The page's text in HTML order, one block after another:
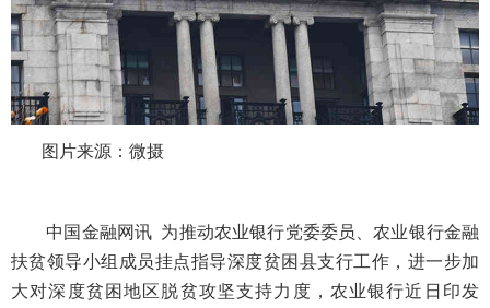
图片来源：微摄
中国金融网讯 为推动农业银行党委委员、农业银行金融
扶贫领导小组成员挂点指导深度贫困县支行工作，进一步加
大对深度贫困地区脱贫攻坚支持力度，农业银行近日印发